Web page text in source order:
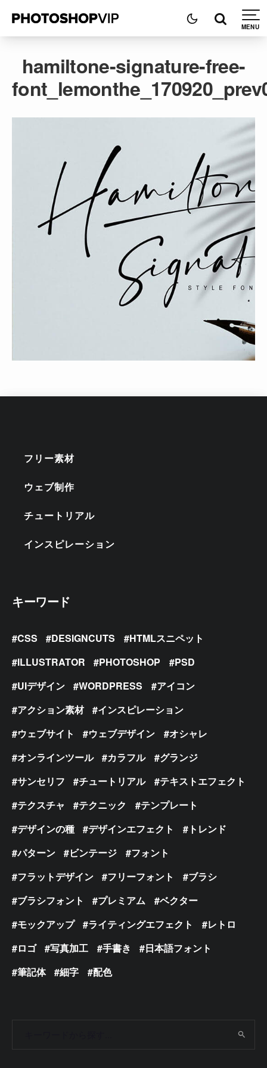
hamiltone-signature-free-
フリー素材
ウェブ制作
チュートリアル
インスピレーション
キーワード
CSS DESIGNCUTS
HTMLスニペット
ILLUSTRATOR
PHOTOSHOP
PSD
UIデザイン
WORDPRESS
アイコン
アクション素材
インスピレーション
ウェブサイト
ウェブデザイン
オシャレ
オンラインツール
カラフル
グランジ
サンセリフ
チュートリアル
テキストエフェクト
テクスチャ
テクニック
テンプレート
デザインの種
デザインエフェクト
トレンド
パターン
ビンテージ
フォント
フラットデザイン
フリーフォント
ブラシ
ブラシフォント
プレミアム
ベクター
モックアップ
ライティングエフェクト
レトロ
ロゴ
写真加工 手書き
日本語フォント
筆記体
細字 配色